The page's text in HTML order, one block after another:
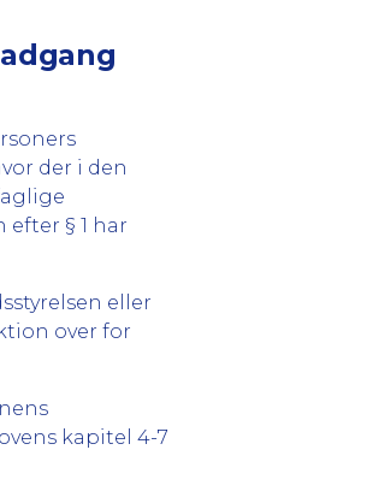
der i den
§ 1 har
eller
over for
kapitel 4-7